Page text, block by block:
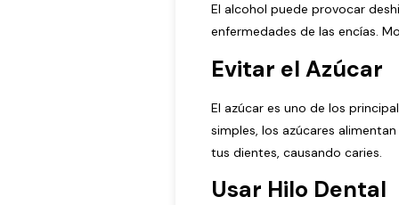
El alcohol puede provocar
enfermedades de las encías.
Evitar el Azúcar
El azúcar es uno de los
simples, los azúcares
tus dientes, causando caries.
Usar Hilo Dental